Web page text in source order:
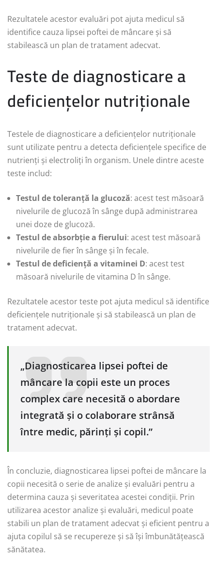
Rezultatele acestor evaluări pot ajuta medicul să
identifice cauza lipsei poftei de mâncare și să
stabilească un plan de tratament adecvat.
Teste de diagnosticare a
deficiențelor nutriționale
Testele de diagnosticare a deficiențelor nutriționale
sunt utilizate pentru a detecta deficiențele specifice de
nutrienți și electroliți în organism. Unele dintre aceste
teste includ:
Testul de toleranță la glucoză: acest test măsoară
nivelurile de glucoză în sânge după administrarea
unei doze de glucoză.
Testul de absorbție a fierului: acest test măsoară
nivelurile de fier în sânge și în fecale.
Testul de deficiență a vitaminei D: acest test
măsoară nivelurile de vitamina D în sânge.
Rezultatele acestor teste pot ajuta medicul să identifice
deficiențele nutriționale și să stabilească un plan de
tratament adecvat.
„Diagnosticarea lipsei poftei de
mâncare la copii este un proces
complex care necesită o abordare
integrată și o colaborare strânsă
între medic, părinți și copil.”
În concluzie, diagnosticarea lipsei poftei de mâncare la
copii necesită o serie de analize și evaluări pentru a
determina cauza și severitatea acestei condiții. Prin
utilizarea acestor analize și evaluări, medicul poate
stabili un plan de tratament adecvat și eficient pentru a
ajuta copilul să se recupereze și să își îmbunătățească
sănătatea.